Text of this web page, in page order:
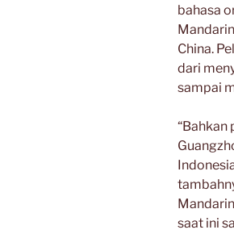
bahasa
China.
dari
sampai
“Bahkan
saat ini